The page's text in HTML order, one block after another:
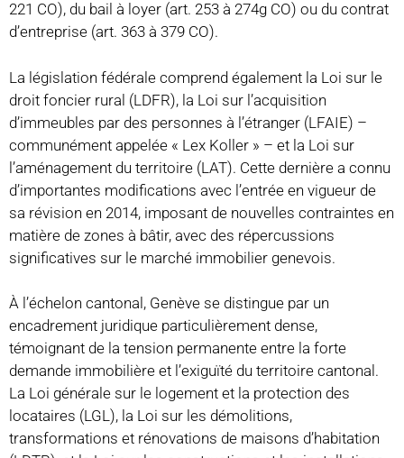
221 CO), du bail à loyer (art. 253 à 274g CO) ou du contrat
d’entreprise (art. 363 à 379 CO).
La législation fédérale comprend également la Loi sur le
droit foncier rural (LDFR), la Loi sur l’acquisition
d’immeubles par des personnes à l’étranger (LFAIE) –
communément appelée « Lex Koller » – et la Loi sur
l’aménagement du territoire (LAT). Cette dernière a connu
d’importantes modifications avec l’entrée en vigueur de
sa révision en 2014, imposant de nouvelles contraintes en
matière de zones à bâtir, avec des répercussions
significatives sur le marché immobilier genevois.
À l’échelon cantonal, Genève se distingue par un
encadrement juridique particulièrement dense,
témoignant de la tension permanente entre la forte
demande immobilière et l’exiguïté du territoire cantonal.
La Loi générale sur le logement et la protection des
locataires (LGL), la Loi sur les démolitions,
transformations et rénovations de maisons d’habitation